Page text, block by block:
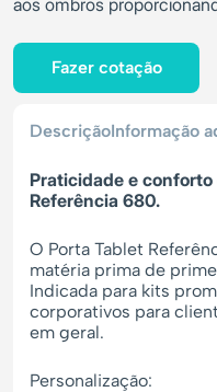
aos ombros
Fazer cotação
DescriçãoInformação
Praticidade e conforto
Referência 680.
O Porta Tablet
matéria prima de
Indicada para kits
corporativos para
em geral.
Personalização: